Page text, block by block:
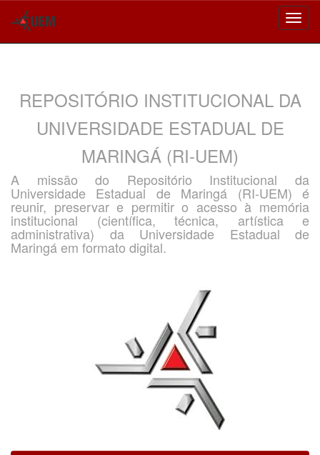
REPOSITÓRIO INSTITUCIONAL DA
UNIVERSIDADE ESTADUAL DE
MARINGÁ (RI-UEM)
A missão do Repositório Institucional da
Universidade Estadual de Maringá (RI-UEM) é
reunir, preservar e permitir o acesso à memória
institucional (científica, técnica, artística e
administrativa) da Universidade Estadual de
Maringá em formato digital.